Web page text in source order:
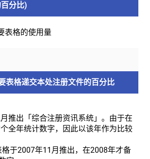
分比)
表格的使用量
表格递交本处注册文件的百分比
推出「综合注册资讯系统」。由于在
全年统计数字，因此以该年作为比较
格于2007年11月推出，在2008年才备